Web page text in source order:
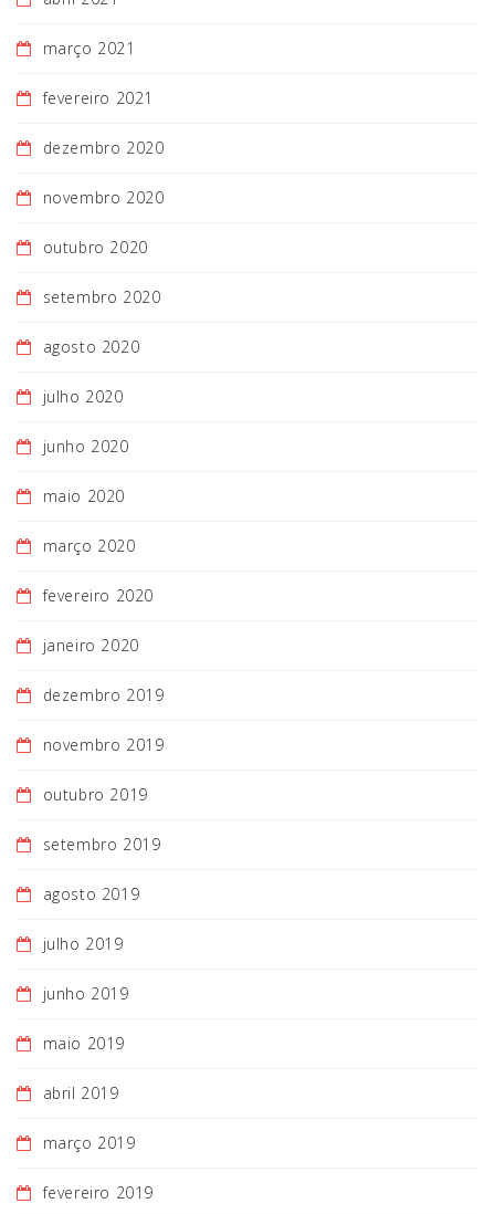
março 2021
fevereiro 2021
dezembro 2020
novembro 2020
outubro 2020
setembro 2020
agosto 2020
julho 2020
junho 2020
maio 2020
março 2020
fevereiro 2020
janeiro 2020
dezembro 2019
novembro 2019
outubro 2019
setembro 2019
agosto 2019
julho 2019
junho 2019
maio 2019
abril 2019
março 2019
fevereiro 2019